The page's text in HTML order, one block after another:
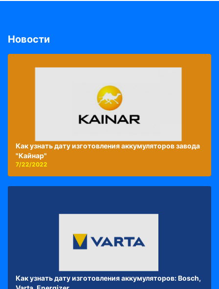
Новости
Как узнать дату изготовления аккумуляторов завода
"Кайнар"
7/22/2022
Как узнать дату изготовления аккумуляторов: Bosch,